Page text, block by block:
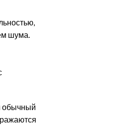
шума.
обычный